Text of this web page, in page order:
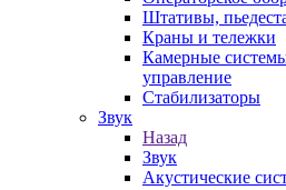
Штативы,
Краны и тележки
Камерные
управление
Стабилизаторы
Звук
Назад
Звук
Акустические